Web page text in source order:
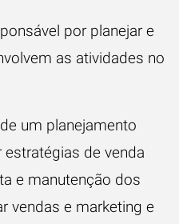
por planejar e
as atividades no
um planejamento
estratégias de venda
e manutenção dos
vendas e marketing e